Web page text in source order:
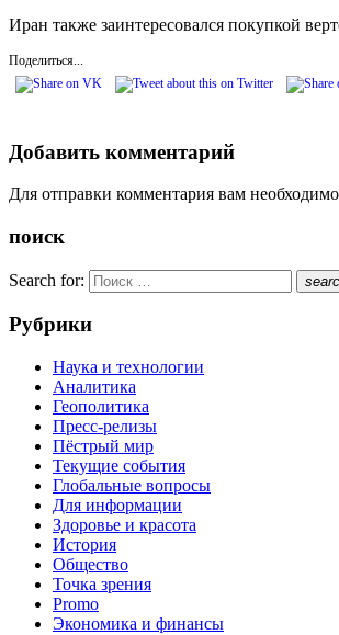
Иран также заинтересовался покупкой
Поделиться...
Добавить комментарий
Для отправки комментария вам необходимо
поиск
Search for:
Рубрики
Наука и технологии
Аналитика
Геополитика
Пресс-релизы
Пёстрый мир
Текущие события
Глобальные вопросы
Для информации
Здоровье и красота
История
Общество
Точка зрения
Promo
Экономика и финансы